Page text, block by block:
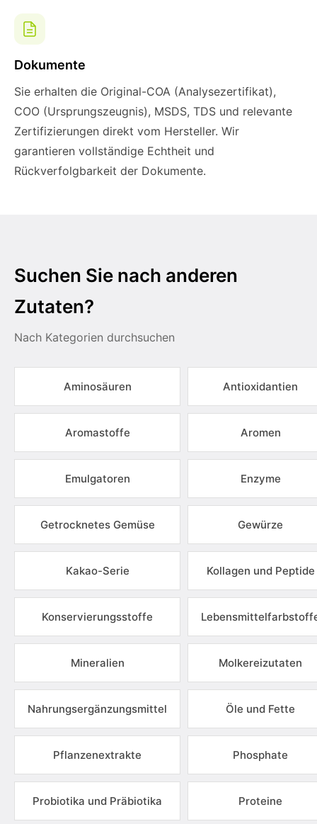
Dokumente
Sie erhalten die Original-COA (Analysezertifikat),
COO (Ursprungszeugnis), MSDS, TDS und relevante
Zertifizierungen direkt vom Hersteller. Wir
garantieren vollständige Echtheit und
Rückverfolgbarkeit der Dokumente.
Suchen Sie nach anderen
Zutaten?
Nach Kategorien durchsuchen
Aminosäuren Antioxidantien
Aromastoffe Aromen
Emulgatoren Enzyme
Getrocknetes Gemüse Gewürze
Kakao-Serie Kollagen und Peptide
Konservierungsstoffe
Mineralien Molkereizutaten
Nahrungsergänzungsmittel Öle und Fette
Pflanzenextrakte Phosphate
Probiotika und Präbiotika Proteine